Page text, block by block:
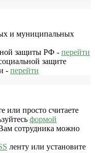
и муниципальных
защиты РФ - перейти
защите
- перейти
или просто считаете
формой
сотрудника можно
ленту или установите